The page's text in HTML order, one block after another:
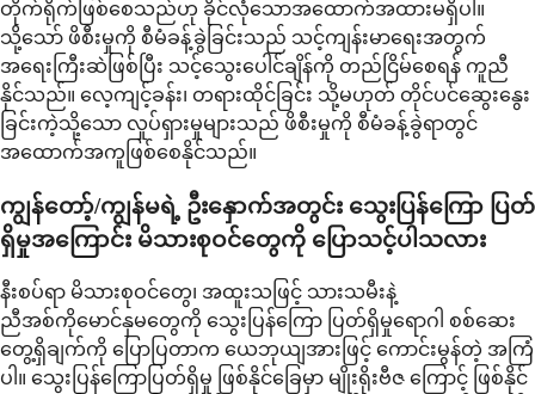
တိုက်ရိုက်ဖြစ်စေသည်ဟု ခိုင်လုံသောအထောက်အထားမရှိပါ။
သို့သော် ဖိစီးမှုကို စီမံခန့်ခွဲခြင်းသည် သင့်ကျန်းမာရေးအတွက်
အရေးကြီးဆဲဖြစ်ပြီး သင့်သွေးပေါင်ချိန်ကို တည်ငြိမ်စေရန် ကူညီ
နိုင်သည်။ လေ့ကျင့်ခန်း၊ တရားထိုင်ခြင်း သို့မဟုတ် တိုင်ပင်ဆွေးနွေး
ခြင်းကဲ့သို့သော လှုပ်ရှားမှုများသည် ဖိစီးမှုကို စီမံခန့်ခွဲရာတွင်
အထောက်အကူဖြစ်စေနိုင်သည်။
ကျွန်တော့်/ကျွန်မရဲ့ ဦးနှောက်အတွင်း သွေးပြန်ကြော ပြတ်
ရှိမှုအကြောင်း မိသားစုဝင်တွေကို ပြောသင့်ပါသလား
နီးစပ်ရာ မိသားစုဝင်တွေ၊ အထူးသဖြင့် သားသမီးနဲ့
ညီအစ်ကိုမောင်နှမတွေကို သွေးပြန်ကြော ပြတ်ရှိမှုရောဂါ စစ်ဆေး
တွေ့ရှိချက်ကို ပြောပြတာက ယေဘုယျအားဖြင့် ကောင်းမွန်တဲ့ အကြံ
ပါ။ သွေးပြန်ကြောပြတ်ရှိမှု ဖြစ်နိုင်ခြေမှာ မျိုးရိုးဗီဇ ကြောင့် ဖြစ်နိုင်